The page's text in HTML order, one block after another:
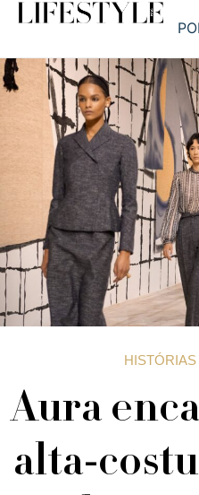
Aura
alta-